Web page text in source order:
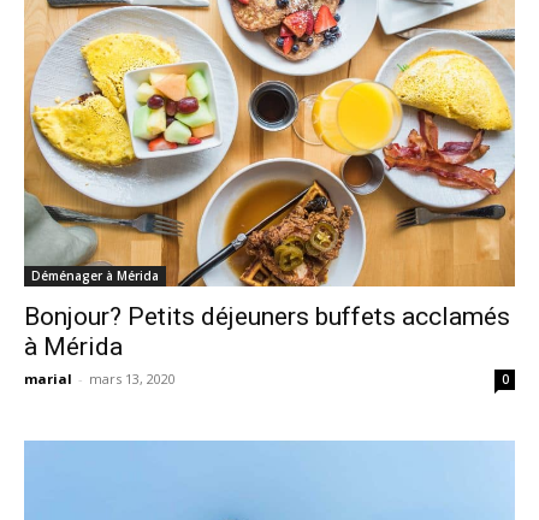
Déménager à Mérida
Bonjour? Petits déjeuners buffets acclamés
à Mérida
marial - mars 13, 2020 0